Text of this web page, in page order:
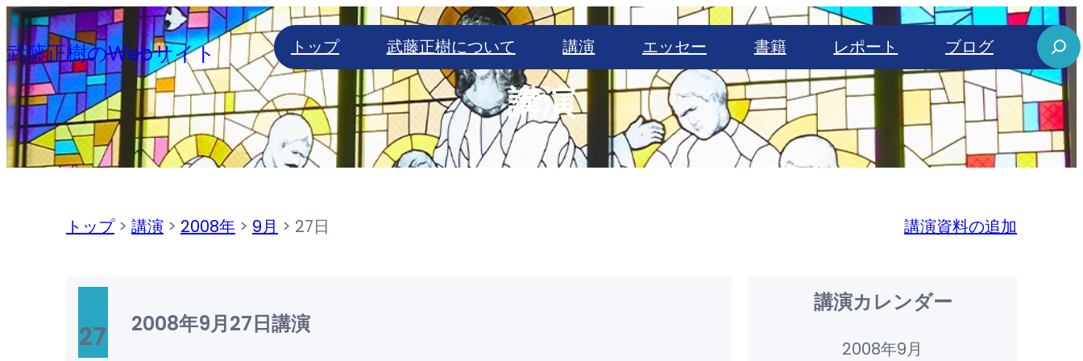
内
容
を
ス
キ
ッ
武藤正樹のWebサイト トップ 武藤正樹について 講演 エッセー 書籍 レポート ブログ
S
e
a
r
c
講演
トップ> 講演 > 2008年> 9月 > 27日 講演資料の追加
27 2008年9月27日講演
講演カレンダー
2008年9月